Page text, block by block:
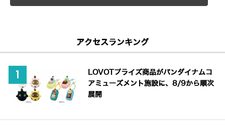
アクセスランキング
LOVOTプライズ商品がバンダイナムコ
アミューズメント施設に、8/9から順次
展開